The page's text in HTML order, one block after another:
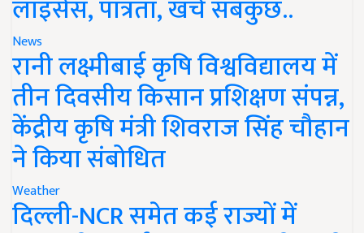
लाइसेंस, पात्रता, खर्च सबकुछ..
News
रानी लक्ष्मीबाई कृषि विश्वविद्यालय में
तीन दिवसीय किसान प्रशिक्षण संपन्न,
केंद्रीय कृषि मंत्री शिवराज सिंह चौहान
ने किया संबोधित
Weather
दिल्ली-NCR समेत कई राज्यों में